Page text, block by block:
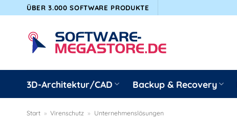
springen
ÜBER 3.000 SOFTWARE PRODUKTE
3D-Architektur/CAD Backup & Recovery
Start » Virenschutz » Unternehmenslösungen